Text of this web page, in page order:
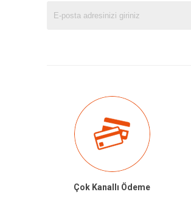
Çok Kanallı Ödeme